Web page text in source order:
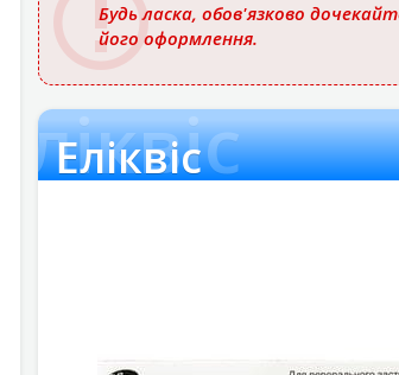
Будь ласка, обов'язково
його оформлення.
Еліквіс
Еліквіс